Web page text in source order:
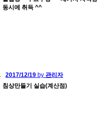
동시에 취득 ^^
2017/12/19 by 관리자
침상만들기 실습(계산점)